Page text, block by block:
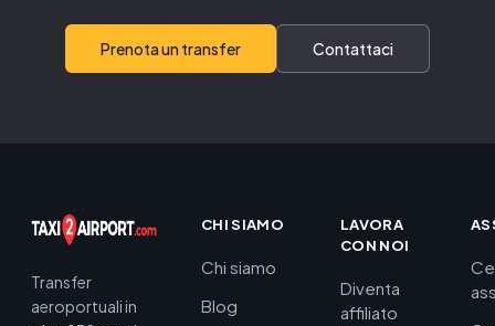
Prenota un transfer Contattaci
Transfer
aeroportuali in
CHI SIAMO
Chi siamo
Blog
LAVORA
CON NOI
Diventa
affiliato